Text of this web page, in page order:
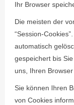
Ihr Browser
Die meisten der
“Session-
automatisch
gespeichert bis
uns, Ihren
Sie können Ihren
von Cookies